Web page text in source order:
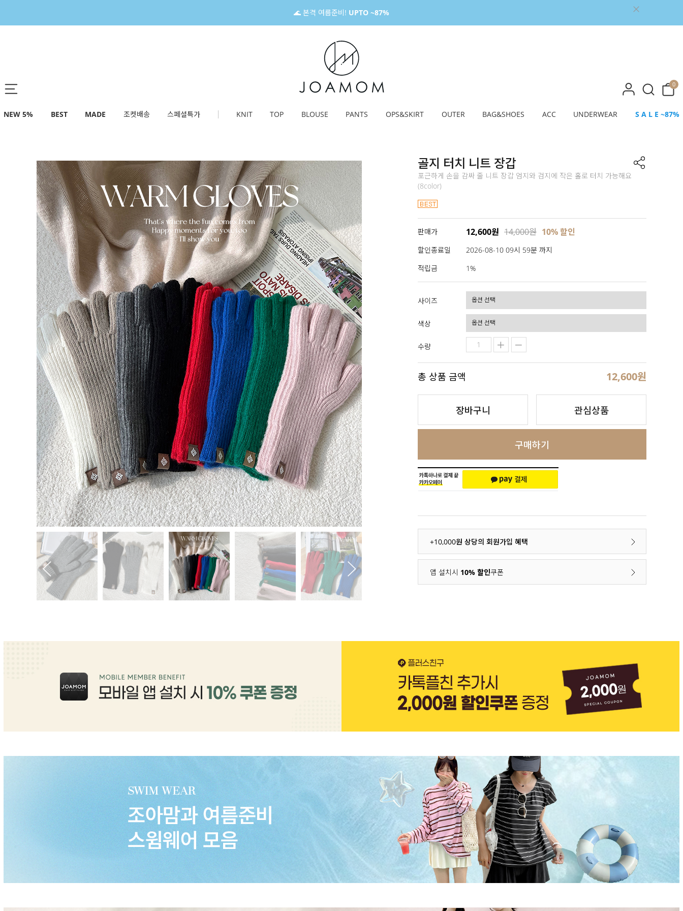
🌊 본격 여름준비! UPTO ~87%
0
NEW 5% BEST MADE 조켓배송 스페셜특가 KNIT TOP BLOUSE PANTS OPS&SKIRT OUTER BAG&SHOES ACC UNDERWEAR S A L E ~87%
골지 터치 니트 장갑
포근하게 손을 감싸 줄 니트 장갑 엄지와 검지에 작은 홀로 터치 가능해요
(8color)
판매가 12,600원 14,000원 10% 할인
할인종료일
2026-08-10 09시 59분 까지
적립금
1%
사이즈
색상
수량
총 상품 금액 12,600원
장바구니 관심상품
구매하기
+10,000원 상당의 회원가입 혜택
앱 설치시 10% 할인쿠폰